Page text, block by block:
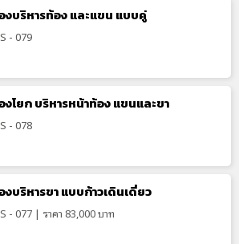
งบริหารท้อง และแขน แบบคู่
- 079
งโยก บริหารหน้าท้อง แขนและขา
- 078
งบริหารขา แบบก้าวเดินเดี่ยว
- 077 | ราคา 83,000 บาท